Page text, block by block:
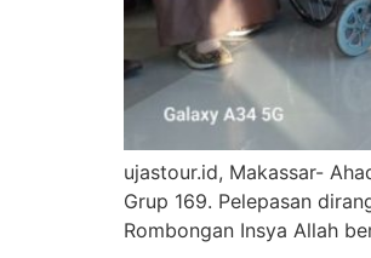
ujastour.id, Makassar-
Grup 169. Pelepasan
Rombongan Insya Allah